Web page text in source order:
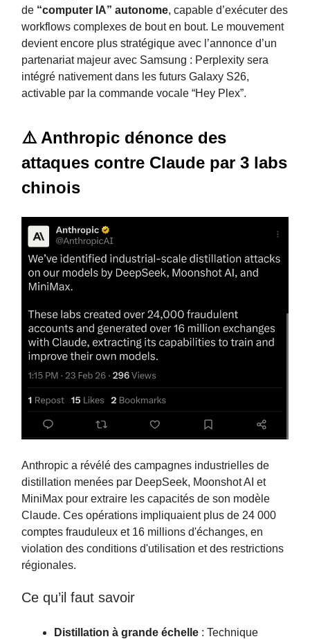
de “computer IA” autonome, capable d’exécuter des
workflows complexes de bout en bout. Le mouvement
devient encore plus stratégique avec l’annonce d’un
partenariat majeur avec Samsung : Perplexity sera
intégré nativement dans les futurs Galaxy S26,
activable par la commande vocale “Hey Plex”.
⚠️ Anthropic dénonce des
attaques contre Claude par 3 labs
chinois
Anthropic a révélé des campagnes industrielles de
distillation menées par DeepSeek, Moonshot AI et
MiniMax pour extraire les capacités de son modèle
Claude. Ces opérations impliquaient plus de 24 000
comptes frauduleux et 16 millions d'échanges, en
violation des conditions d'utilisation et des restrictions
régionales.
Ce qu’il faut savoir
Distillation à grande échelle : Technique